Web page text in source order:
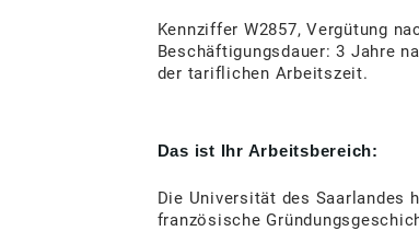
Kennziffer W2857, Vergütung
Beschäftigungsdauer: 3 Jahre
der tariflichen Arbeitszeit.
Das ist Ihr Arbeitsbereich:
Die Universität des Saarlandes
französische